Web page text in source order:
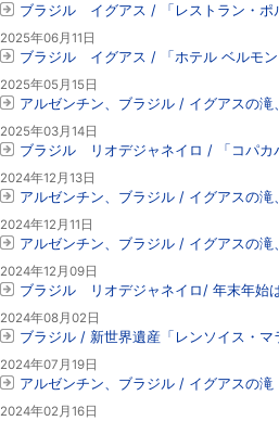
ブラジル イグアス / 「レストラン・ポ
2025年06月11日
ブラジル イグアス / 「ホテル ベルモ
2025年05月15日
アルゼンチン、ブラジル / イグアスの滝
2025年03月14日
ブラジル リオデジャネイロ / 「コパカ
2024年12月13日
アルゼンチン、ブラジル / イグアスの
2024年12月11日
アルゼンチン、ブラジル / イグアスの滝
2024年12月09日
ブラジル リオデジャネイロ/ 年末年始
2024年08月02日
ブラジル / 新世界遺産「レンソイス・マ
2024年07月19日
アルゼンチン、ブラジル / イグアスの
2024年02月16日